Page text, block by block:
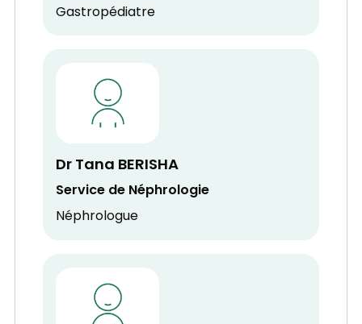
Gastropédiatre
Dr Tana BERISHA
Service de Néphrologie
Néphrologue